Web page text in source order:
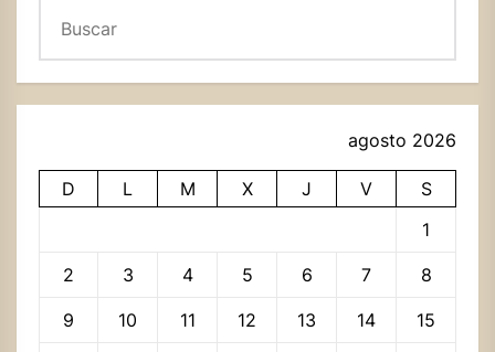
agosto 2026
D L M X J V
S
1
2 3 4 5 6 7 8
9 10 11 12 13 14 15